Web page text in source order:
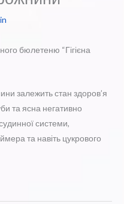
бюлетеню “Гігієна
залежить стан здоров’я
та ясна негативно
системи,
та навіть цукрового